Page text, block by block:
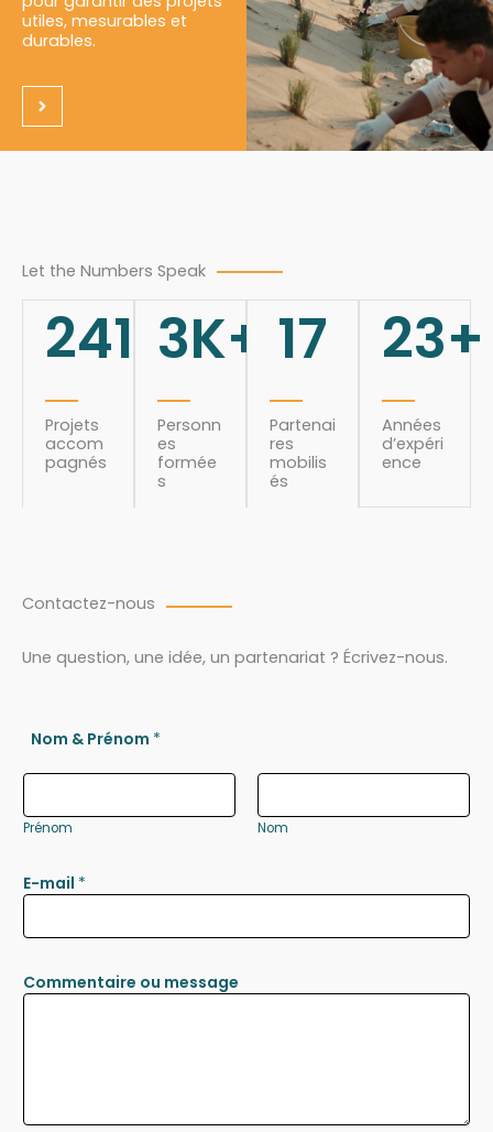
Let the Numbers Speak
utiles, mesurables et
durables.
241
Projets
accom
pagnés
3K+
Personn
es
formée
s
17
Partenai
res
mobilis
és
23+
Années
d’expéri
ence
Contactez-nous
Une question, une idée, un partenariat ? Écrivez-nous.
Nom & Prénom *
Prénom Nom
E-mail *
Commentaire ou message